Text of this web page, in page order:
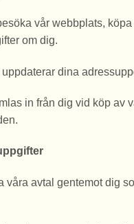
vår webbplats,
om dig.
dina
in från dig vid köp
våra avtal gentemot dig